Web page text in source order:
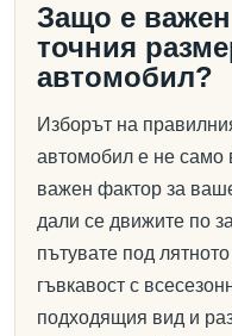
Защо е
точния
автомобил?
Изборът на
автомобил е не само
важен фактор за
дали се движите по
пътувате под
гъвкавост с
подходящия вид и